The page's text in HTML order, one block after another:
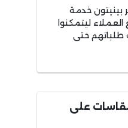
بينيتون خدمة
ليتمكنوا
حتى
على